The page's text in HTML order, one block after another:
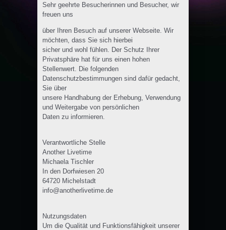
Sehr geehrte Besucherinnen und Besucher, wir
freuen uns
über Ihren Besuch auf unserer Webseite. Wir
möchten, dass Sie sich hierbei
sicher und wohl fühlen. Der Schutz Ihrer
Privatsphäre hat für uns einen hohen
Stellenwert. Die folgenden
Datenschutzbestimmungen sind dafür gedacht,
Sie über
unsere Handhabung der Erhebung, Verwendung
und Weitergabe von persönlichen
Daten zu informieren.
Verantwortliche Stelle
Another Livetime
Michaela Tischler
In den Dorfwiesen 20
64720 Michelstadt
info@anotherlivetime.de
Nutzungsdaten
Um die Qualität und Funktionsfähigkeit unserer